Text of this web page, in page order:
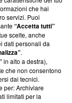
non è
di farne
verifica di
che hai
servizi. Puoi
“Accetta tutti”
scelte, anche
dati personali da
.
in alto a destra),
che non consentono
dai tecnici.
per: Archiviare
limitati per la